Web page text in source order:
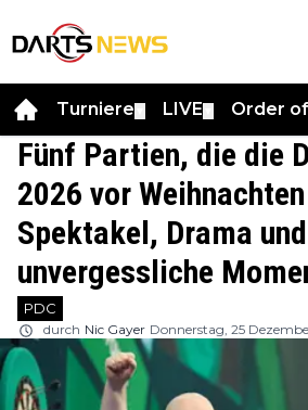
Turniere LIVE Order
Fünf Partien, die die
2026 vor
Spektakel, Drama und
unvergessliche
PDC
durch Nic Gayer Donnerstag, 25